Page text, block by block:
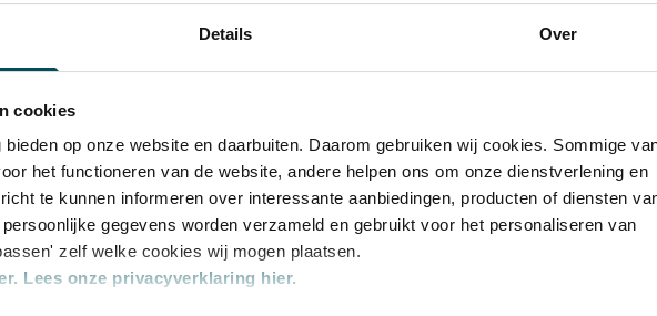
Details Over
cookies
op onze website en daarbuiten. Daarom gebruiken wij cookies. Sommige
het functioneren van de website, andere helpen ons om onze dienstverlening en
te kunnen informeren over interessante aanbiedingen, producten of diensten
gegevens worden verzameld en gebruikt voor het personaliseren van
zelf welke cookies wij mogen plaatsen.
Lees onze privacyverklaring hier.
& Darvishi
16:30 Grote Zaal
met onder andere
Rimski-Korsakov